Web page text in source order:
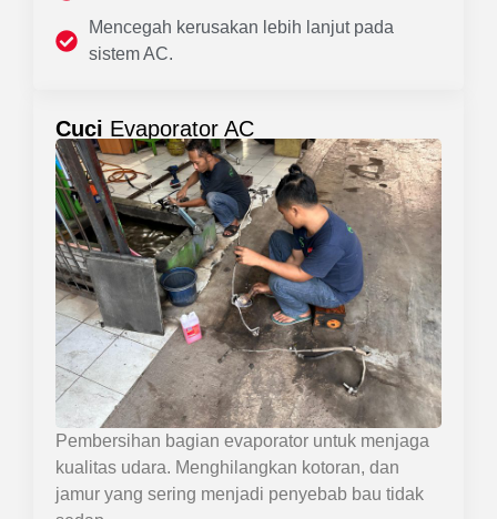
Mencegah kerusakan lebih lanjut pada
sistem AC.
Cuci Evaporator AC
Pembersihan bagian evaporator untuk menjaga
kualitas udara. Menghilangkan kotoran, dan
jamur yang sering menjadi penyebab bau tidak